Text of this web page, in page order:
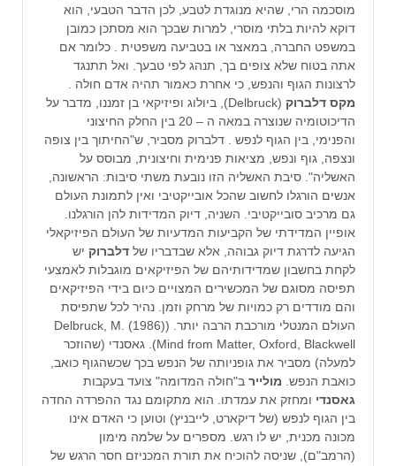
מוסכמה הרי, שהיא מנוגדת לטבע, לכן הדבר הטבעי, הוא
דוקא להיות בלתי מוסרי, למרות שבכך הוא מסתכן כמובן
במשפט החברה, במאצר או בטביעה משפטית . כלומר אם
אתה בטוח שלא צופים בך, תנהג לפי טבעך. ואל תתנגד
לרצונות הגוף והנפש, כי אחרת כאמור תהיה אדם חולה .
מקס דלברוק
(Delbruck), ביולוג ופיזיקאי בן זמננו, מדבר על
הדיכוטומיה שנוצרה במאה ה – 20 בין החלק החיצוני
והפנימי, בין הגוף לנפש . דלברוק מסביר, ש"החיתוך בין צופה
ונצפה, גוף ונפש, מציאות פנימית וחיצונית, מבוסס על
האשליה". סיבת האשליה הזו נובעת משתי סיבות: הראשונה,
אנשים הורגלו לחשוב שהכל אובייקטיבי ואין לתמונת העולם
גם מרכיב סובייקטיבי. השניה, דיוק המדידות להן הורגלנו.
אופיין המדידתי של הקביעות המדעיות של העולם הפיזיקאלי
הגיעה לדרגת דיוק גבוהה, אלא שבדבריו של דלברוק יש
לקחת בחשבון שמדידותיהם של הפיזיקאים מוגבלות לאמצעי
תפיסה מסוגם של המכשירים המצויים כיום בידי הפיזיקאים
והם מודדים רק כמויות של מרחק וזמן. נהיר לכל שתפיסת
העולם המנטלי מורכבת הרבה יותר. (Delbruck, M. (1986)
Mind from Matter, Oxford, Blackwell). גאסנדי (שהוזכר
למעלה) מסביר את גופניותה של הנפש בכך שכשהגוף כואב,
כואבת הנפש. מולייר ב"חולה המדומה" צועד בעקבות
גאסנדי ומחזק את עמדתו. הוא מתקומם נגד ההפרדה החדה
בין הגוף לנפש (של דיקארט, לייבניץ) וטוען כי האדם אינו
מכונה מכנית, יש לו רגש. מספרים על שלמה מימון
(הרמב"ם), שניסה להוכיח את תורת המכניזם חסר הרגש של